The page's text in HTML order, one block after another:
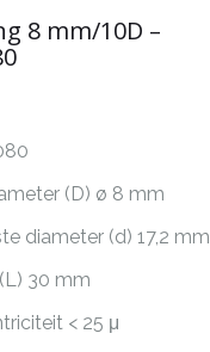
8 mm/10D –
(D) ø 8 mm
diameter (d) 17,2 mm
30 mm
< 25 μ